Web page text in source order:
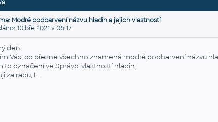
Modré podbarvení názvu hladin a jejich vlastností
10.bře.2021 v 06:17
den,
Vás, co přesně všechno znamená modré podbarvení názvu
to označení ve Správci vlastností hladin.
za radu, L.